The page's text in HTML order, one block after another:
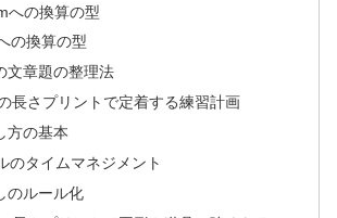
への換算の型
の換算の型
文章題の整理法
長さプリントで定着する練習計画
方の基本
のタイムマネジメント
のルール化